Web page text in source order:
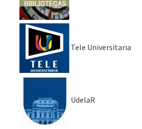
Tele Universitaria
UdelaR